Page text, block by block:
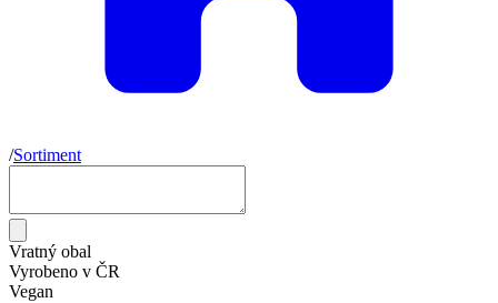
/Sortiment
Vratný obal
Vyrobeno v ČR
Vegan